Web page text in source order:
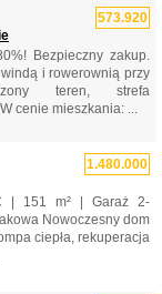
573.920
Bezpieczny zakup.
i rowerownią przy
teren, strefa
cenie mieszkania: ...
1.480.000
| 151 m² | Garaż 2-
Nowoczesny dom
ciepła, rekuperacja